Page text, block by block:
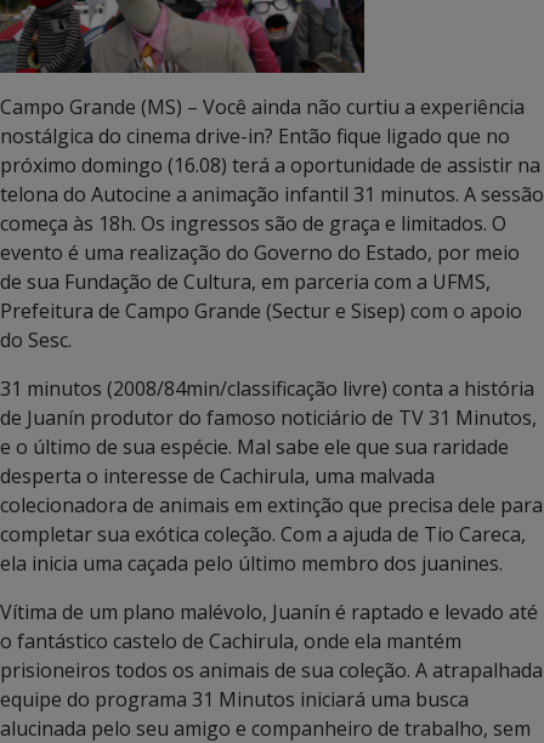
Campo Grande (MS) – Você ainda não curtiu a experiência
nostálgica do cinema drive-in? Então fique ligado que no
próximo domingo (16.08) terá a oportunidade de assistir na
telona do Autocine a animação infantil 31 minutos. A sessão
começa às 18h. Os ingressos são de graça e limitados. O
evento é uma realização do Governo do Estado, por meio
de sua Fundação de Cultura, em parceria com a UFMS,
Prefeitura de Campo Grande (Sectur e Sisep) com o apoio
do Sesc.
31 minutos (2008/84min/classificação livre) conta a história
de Juanín produtor do famoso noticiário de TV 31 Minutos,
e o último de sua espécie. Mal sabe ele que sua raridade
desperta o interesse de Cachirula, uma malvada
colecionadora de animais em extinção que precisa dele para
completar sua exótica coleção. Com a ajuda de Tio Careca,
ela inicia uma caçada pelo último membro dos juanines.
Vítima de um plano malévolo, Juanín é raptado e levado até
o fantástico castelo de Cachirula, onde ela mantém
prisioneiros todos os animais de sua coleção. A atrapalhada
equipe do programa 31 Minutos iniciará uma busca
alucinada pelo seu amigo e companheiro de trabalho, sem